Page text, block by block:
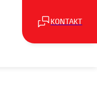
KONTAKT